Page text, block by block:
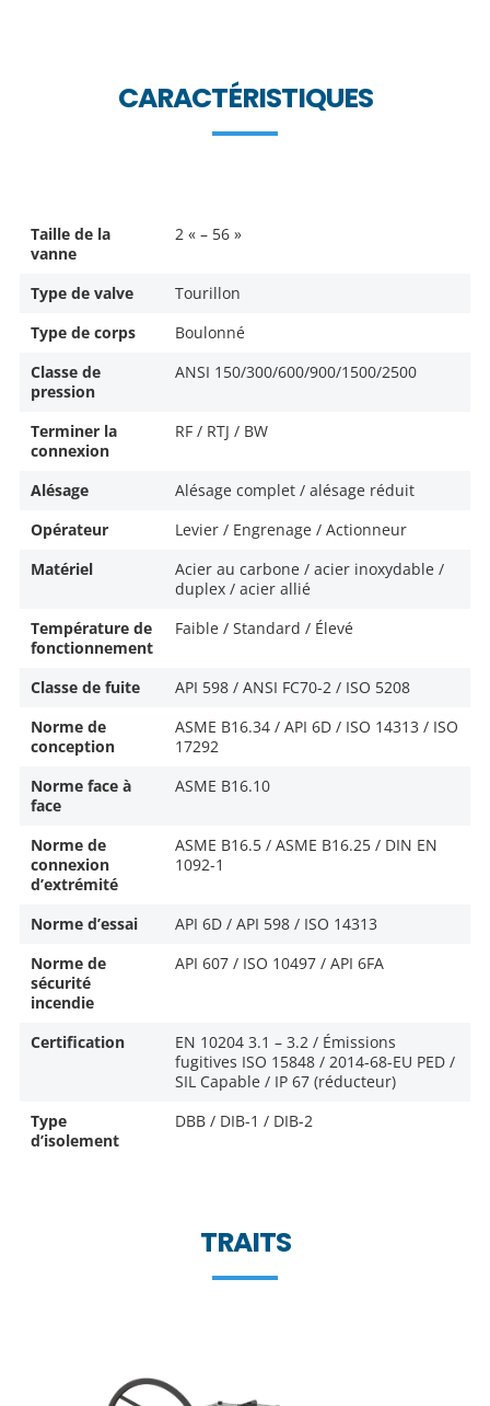
CARACTÉRISTIQUES
Taille de la
vanne
2 « – 56 »
Type de valve
Tourillon
Type de corps
Boulonné
Classe de
pression
ANSI 150/300/600/900/1500/2500
Terminer la
connexion
RF / RTJ / BW
Alésage
Alésage complet / alésage réduit
Opérateur
Levier / Engrenage / Actionneur
Matériel
Acier au carbone / acier inoxydable /
duplex / acier allié
Température de
fonctionnement
Faible / Standard / Élevé
Classe de fuite
API 598 / ANSI FC70-2 / ISO 5208
Norme de
conception
ASME B16.34 / API 6D / ISO 14313 / ISO
17292
Norme face à
face
ASME B16.10
Norme de
connexion
d’extrémité
ASME B16.5 / ASME B16.25 / DIN EN
1092-1
Norme d’essai
API 6D / API 598 / ISO 14313
Norme de
sécurité
incendie
API 607 / ISO 10497 / API 6FA
Certification
EN 10204 3.1 – 3.2 / Émissions
fugitives ISO 15848 / 2014-68-EU PED /
SIL Capable / IP 67 (réducteur)
Type
d’isolement
DBB / DIB-1 / DIB-2
TRAITS